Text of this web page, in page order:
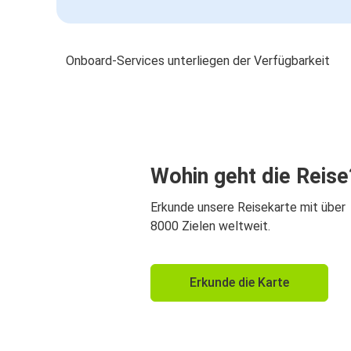
Onboard-Services unterliegen der Verfügbarkeit
Wohin geht die
Erkunde unsere Reisekarte mit über
8000 Zielen weltweit.
Erkunde die Karte